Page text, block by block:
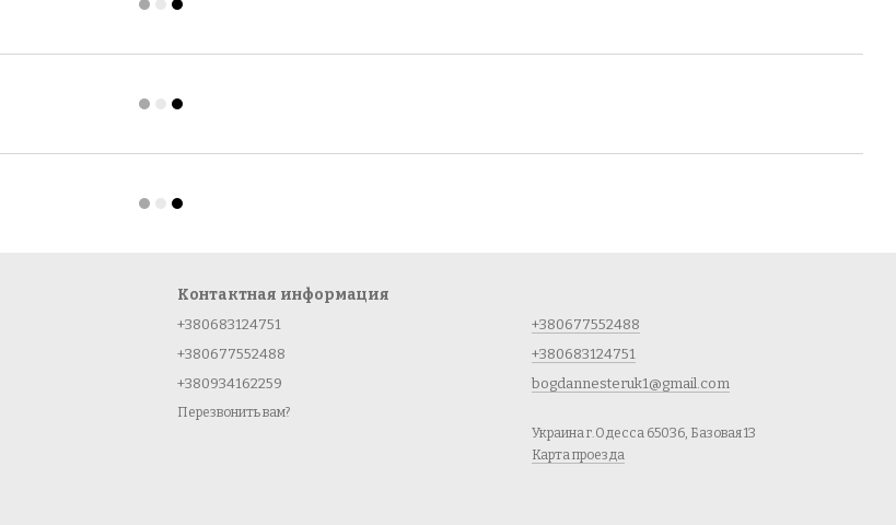
Контактная информация
+380683124751
+380677552488
+380934162259
Перезвонить вам?
+380677552488
+380683124751
bogdannesteruk1@gmail.com
Украина г.Одесса 65036, Базовая 13
Карта проезда